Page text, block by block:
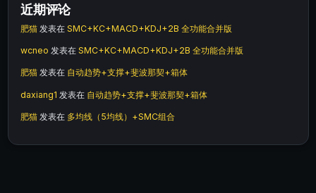
近期评论
肥猫 发表在 SMC+KC+MACD+KDJ+2B 全功能合并版
wcneo 发表在 SMC+KC+MACD+KDJ+2B 全功能合并版
肥猫 发表在 自动趋势+支撑+斐波那契+箱体
daxiang1 发表在 自动趋势+支撑+斐波那契+箱体
肥猫 发表在 多均线（5均线）+SMC组合